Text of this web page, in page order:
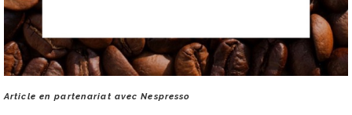
Article en partenariat avec Nespresso